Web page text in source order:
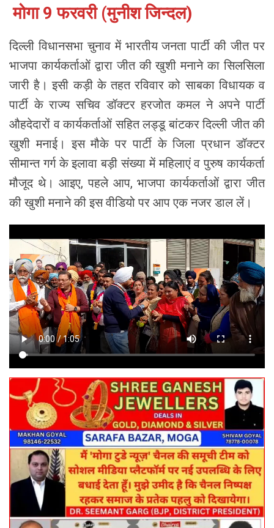
मोगा 9 फरवरी (मुनीश जिन्दल)
दिल्ली विधानसभा चुनाव में भारतीय जनता पार्टी की जीत पर
भाजपा कार्यकर्ताओं द्वारा जीत की खुशी मनाने का सिलसिला
जारी है। इसी कड़ी के तहत रविवार को साबका विधायक व
पार्टी के राज्य सचिव डॉक्टर हरजोत कमल ने अपने पार्टी
औहदेदारों व कार्यकर्ताओं सहित लड्डू बांटकर दिल्ली जीत की
खुशी मनाई। इस मौके पर पार्टी के जिला प्रधान डॉक्टर
सीमान्त गर्ग के इलावा बड़ी संख्या में महिलाएं व पुरुष कार्यकर्ता
मौजूद थे। आइए, पहले आप, भाजपा कार्यकर्ताओं द्वारा जीत
की खुशी मनाने की इस वीडियो पर आप एक नजर डाल लें।